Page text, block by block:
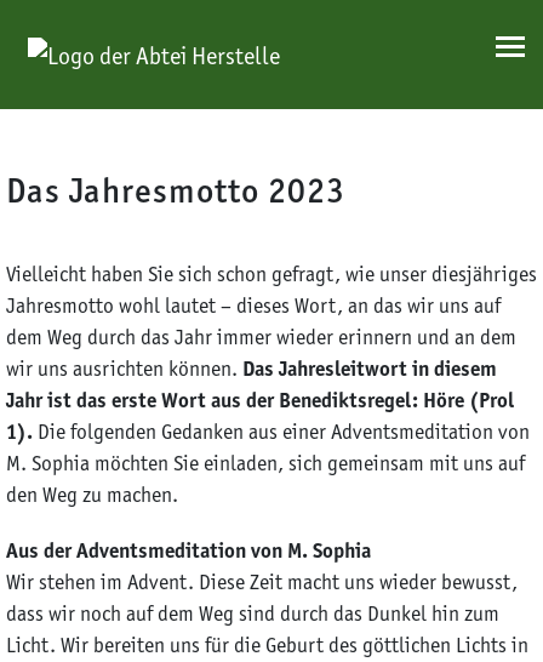
Benediktinerin werden
Prävention und Aufarbeitung
Seifenmanufaktur
Anliegen
Klostertagebuch
Das Jahresmotto 2023
Vielleicht haben Sie sich schon gefragt, wie unser diesjähriges
Jahresmotto wohl lautet – dieses Wort, an das wir uns auf
dem Weg durch das Jahr immer wieder erinnern und an dem
wir uns ausrichten können. Das Jahresleitwort indiesem
Jahr ist das erste Wort aus der Benediktsregel: Höre (Prol
1). Die folgenden Gedanken aus einer Adventsmeditation von
M. Sophia möchten Sie einladen, sich gemeinsam mit uns auf
den Weg zu machen.
Aus der Adventsmeditation von M. Sophia
Wir stehen im Advent. Diese Zeit macht uns wieder bewusst,
dass wir noch auf dem Weg sind durch das Dunkel hin zum
Licht. Wir bereiten uns für die Geburt des göttlichen Lichts in